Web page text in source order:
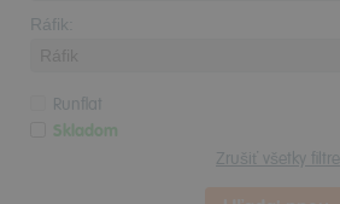
Ráfik:
Runflat
Skladom
Zrušiť všetky filtre